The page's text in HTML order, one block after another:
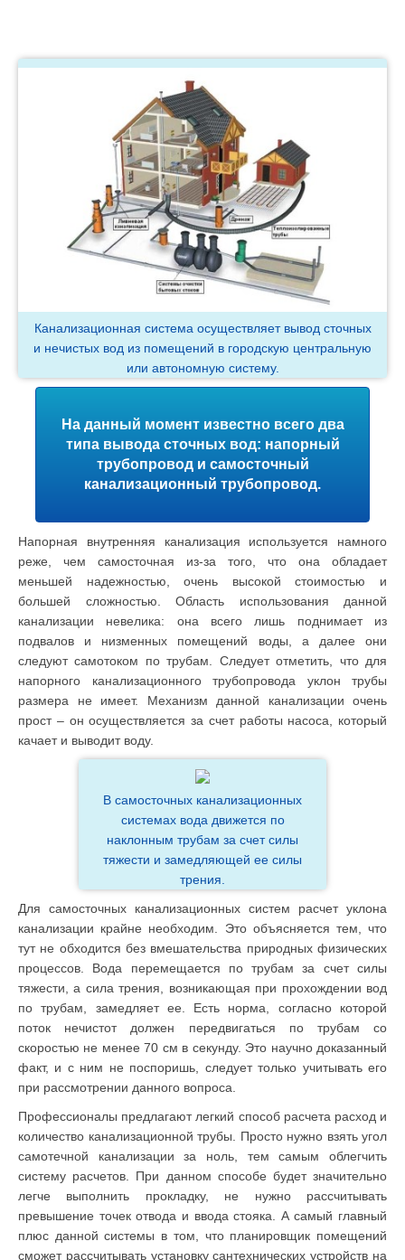
Канализационная система осуществляет вывод сточных
и нечистых вод из помещений в городскую центральную
или автономную систему.
На данный момент известно всего два
типа вывода сточных вод: напорный
трубопровод и самосточный
канализационный трубопровод.
Напорная внутренняя канализация используется намного
реже, чем самосточная из-за того, что она обладает
меньшей надежностью, очень высокой стоимостью и
большей сложностью. Область использования данной
канализации невелика: она всего лишь поднимает из
подвалов и низменных помещений воды, а далее они
следуют самотоком по трубам. Следует отметить, что для
напорного канализационного трубопровода уклон трубы
размера не имеет. Механизм данной канализации очень
прост – он осуществляется за счет работы насоса, который
качает и выводит воду.
В самосточных канализационных
системах вода движется по
наклонным трубам за счет силы
тяжести и замедляющей ее силы
трения.
Для самосточных канализационных систем расчет уклона
канализации крайне необходим. Это объясняется тем, что
тут не обходится без вмешательства природных физических
процессов. Вода перемещается по трубам за счет силы
тяжести, а сила трения, возникающая при прохождении вод
по трубам, замедляет ее. Есть норма, согласно которой
поток нечистот должен передвигаться по трубам со
скоростью не менее 70 см в секунду. Это научно доказанный
факт, и с ним не поспоришь, следует только учитывать его
при рассмотрении данного вопроса.
Профессионалы предлагают легкий способ расчета расход и
количество канализационной трубы. Просто нужно взять угол
самотечной канализации за ноль, тем самым облегчить
систему расчетов. При данном способе будет значительно
легче выполнить прокладку, не нужно рассчитывать
превышение точек отвода и ввода стояка. А самый главный
плюс данной системы в том, что планировщик помещений
сможет рассчитывать установку сантехнических устройств на